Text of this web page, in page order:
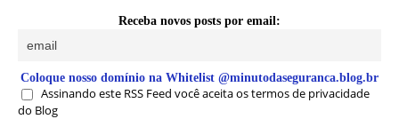
Receba novos posts por email:
Coloque nosso domínio na Whitelist @minutodaseguranca.blog.br
Assinando este RSS Feed você aceita os termos de privacidade
do Blog